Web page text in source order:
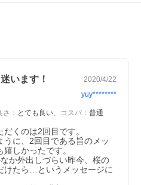
度条件により
使用ください。
ださい
います！ 2020/4/22
yuy********
さ ： とても良い、 コスパ ： 普通
くのは2回目です。
に、2回目である旨のメッ
しかったです。
か外出しづらい昨今、桜の
けたら…というメッセージに